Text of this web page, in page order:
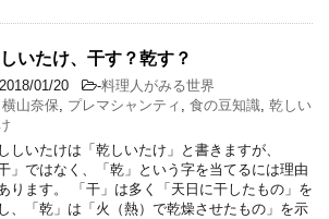
いたけ、干す？乾す？
2018/01/20 -料理人がみる世界
横山奈保, プレマシャンティ , 食の豆知識, 乾しい
しいたけは「乾しいたけ」と書きますが、
干」ではなく、「乾」という字を当てるには理由
ります。 「干」は多く「天日に干したもの」を
、「乾」は「火（熱）で乾燥させたもの」を示